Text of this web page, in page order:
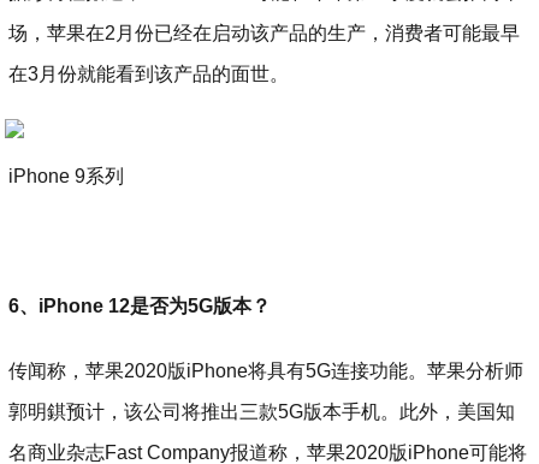
场，苹果在2月份已经在启动该产品的生产，消费者可能最早
在3月份就能看到该产品的面世。
iPhone 9系列
6、iPhone 12是否为5G版本？
传闻称，苹果2020版iPhone将具有5G连接功能。苹果分析师
郭明錤预计，该公司将推出三款5G版本手机。此外，美国知
名商业杂志Fast Company报道称，苹果2020版iPhone可能将